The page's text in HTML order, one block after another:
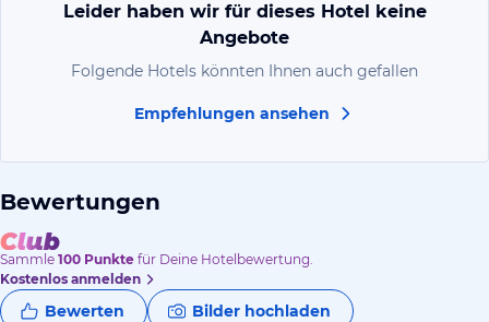
Leider haben wir für dieses Hotel keine
Angebote
Folgende Hotels könnten Ihnen auch gefallen
Empfehlungen ansehen
Bewertungen
Sammle 100 Punkte für Deine Hotelbewertung.
Kostenlos anmelden
Bewerten Bilder hochladen